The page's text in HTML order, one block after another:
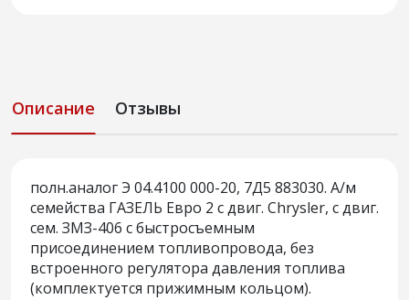
Описание Отзывы
полн.аналог Э 04.4100 000-20, 7Д5 883030. А/м
семейства ГАЗЕЛЬ Евро 2 с двиг. Chrysler, с двиг.
сем. ЗМЗ-406 с быстросъемным
присоединением топливопровода, без
встроенного регулятора давления топлива
(комплектуется прижимным кольцом).